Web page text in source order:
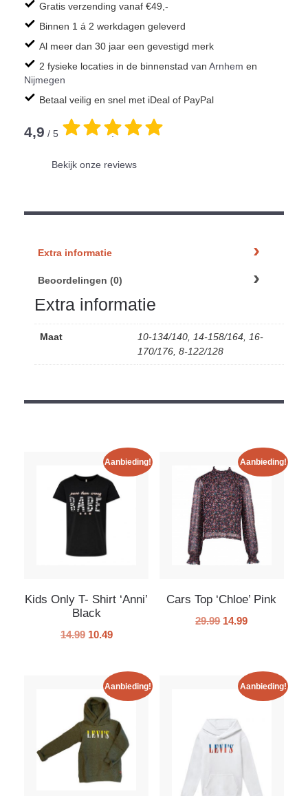
Gratis verzending vanaf €49,-
Binnen 1 á 2 werkdagen geleverd
Al meer dan 30 jaar een gevestigd merk
2 fysieke locaties in de binnenstad van Arnhem en
Nijmegen
Betaal veilig en snel met iDeal of PayPal
4,9 / 5 .
Bekijk onze reviews
Extra informatie
Beoordelingen (0)
Extra informatie
Maat
10-134/140, 14-158/164, 16-
170/176, 8-122/128
Aanbieding!
Kids Only T- Shirt ‘Anni’
Black
14.99 10.49
Aanbieding!
Cars Top ‘Chloe’ Pink
29.99 14.99
Aanbieding! Aanbieding!